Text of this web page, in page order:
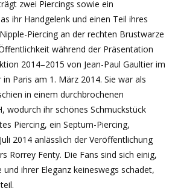
zwei Piercings sowie ein
ihr Handgelenk und einen Teil ihres
Piercing an der rechten Brustwarze
während der Präsentation
2014–2015 von Jean-Paul Gaultier im
Paris am 1. März 2014. Sie war als
in einem durchbrochenen
wodurch ihr schönes Schmuckstück
Piercing, ein Septum-Piercing,
2014 anlässlich der Veröffentlichung
Rorrey Fenty. Die Fans sind sich einig,
ihrer Eleganz keineswegs schadet,